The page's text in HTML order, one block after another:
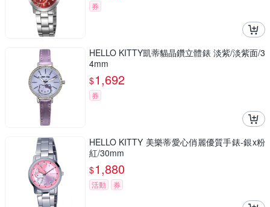
券
HELLO KITTY凱蒂貓晶鑽立體錶 淡紫/淡紫面/3
4mm
$1,692
券
HELLO KITTY 美樂蒂愛心俏麗優質手錶-銀x粉
紅/30mm
$1,880
活動 券